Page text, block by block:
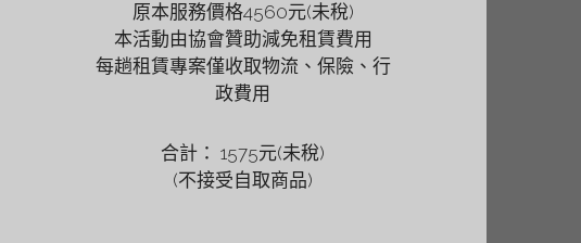
原本服務價格4560元(未稅)
本活動由協會贊助減免租賃費用
每趟租賃專案僅收取物流、保險、行
政費用
合計： 1575元(未稅)
(不接受自取商品)